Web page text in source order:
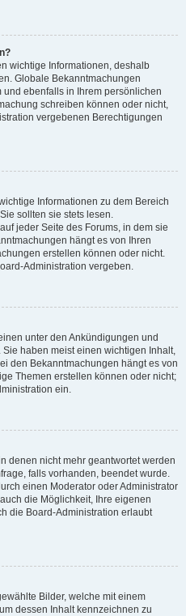
wichtige Informationen, deshalb
Globale Bekanntmachungen
ebenfalls in Ihrem persönlichen
schreiben können oder nicht,
vergebenen Berechtigungen
Informationen zu dem Bereich
sollten sie stets lesen.
jeder Seite des Forums, in dem sie
hängt es von Ihren
erstellen können oder nicht.
Administration vergeben.
unter den Ankündigungen und
haben meist einen wichtigen Inhalt,
den Bekanntmachungen hängt es von
Themen erstellen können oder nicht;
ein.
denen nicht mehr geantwortet werden
falls vorhanden, beendet wurde.
einen Moderator oder Administrator
die Möglichkeit, Ihre eigenen
die Board-Administration erlaubt
Bilder, welche mit einem
dessen Inhalt kennzeichnen zu